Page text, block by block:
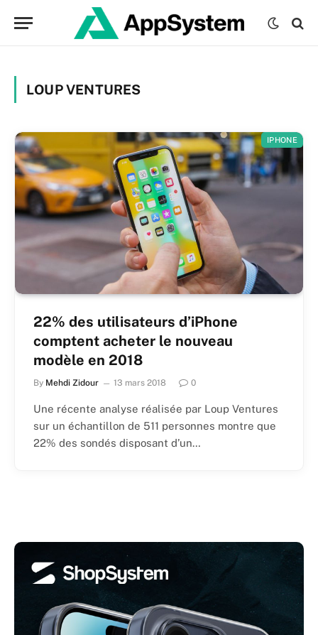
LOUP VENTURES
IPHONE
22% des utilisateurs d’iPhone
comptent acheter le nouveau
modèle en 2018
By Mehdi Zidour 13 mars 2018 0
Une récente analyse réalisée par Loup Ventures
sur un échantillon de 511 personnes montre que
22% des sondés disposant d’un…